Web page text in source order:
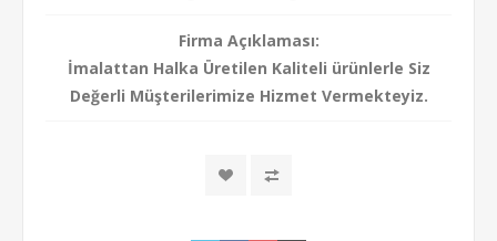
Firma Açıklaması:
İmalattan Halka Üretilen Kaliteli ürünlerle Siz
Değerli Müşterilerimize Hizmet Vermekteyiz.